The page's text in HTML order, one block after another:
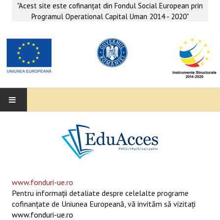
"Acest site este cofinanţat din Fondul Social European prin
Programul Operational Capital Uman 2014 - 2020"
SUPORT EDUCAȚIONAL MATEMATICĂ- INFORMATICĂ
SERVICII PSIHO-SOCIALE
www.fonduri-ue.ro
Pentru informaţii detaliate despre celelalte programe
cofinanţate de Uniunea Europeană, vă invităm să vizitaţi
www.fonduri-ue.ro